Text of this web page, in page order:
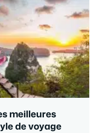
meilleures
de voyage